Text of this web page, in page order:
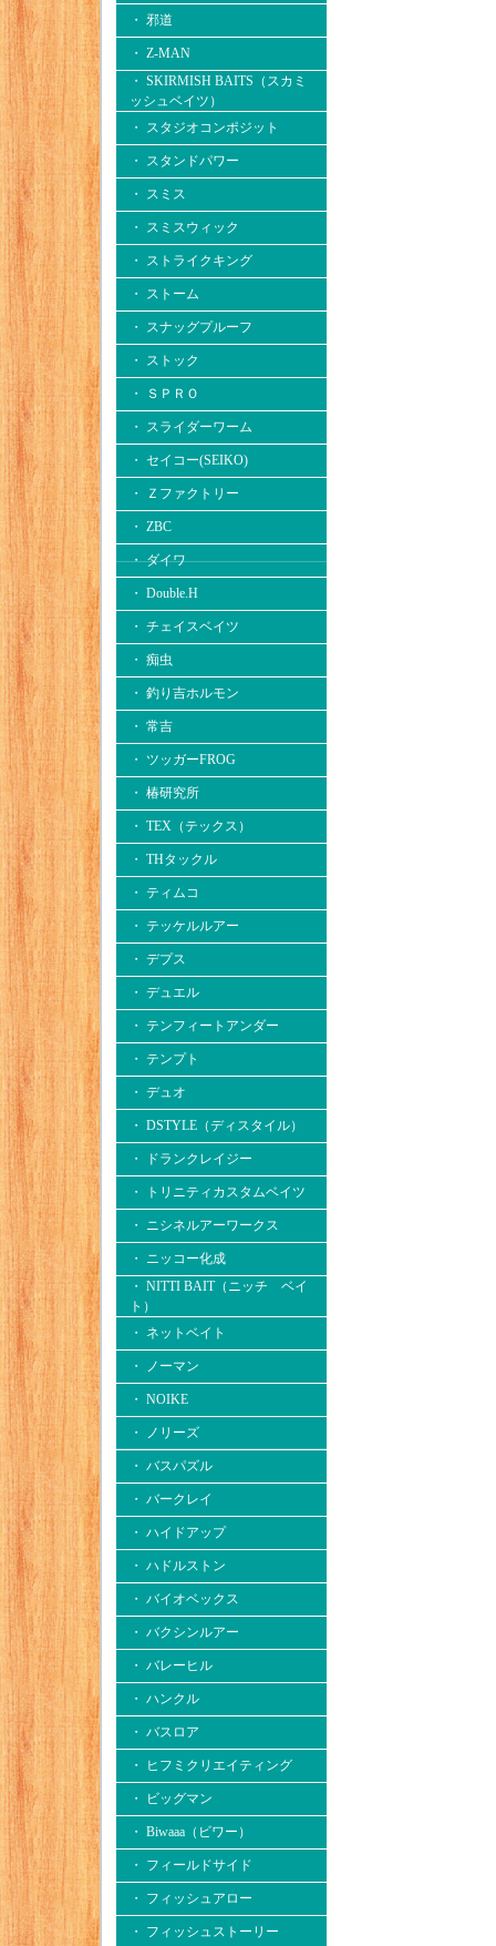
・ 邪道
・ Z-MAN
・ SKIRMISH BAITS（スカミ
ッシュベイツ）
・ スタジオコンポジット
・ スタンドパワー
・ スミス
・ スミスウィック
・ ストライクキング
・ ストーム
・ スナッグプルーフ
・ ストック
・ ＳＰＲＯ
・ スライダーワーム
・ セイコー(SEIKO)
・ Ｚファクトリー
・ ZBC
・ ダイワ
・ Double.H
・ チェイスベイツ
・ 痴虫
・ 釣り吉ホルモン
・ 常吉
・ ツッガーFROG
・ 椿研究所
・ TEX（テックス）
・ THタックル
・ ティムコ
・ テッケルルアー
・ デプス
・ デュエル
・ テンフィートアンダー
・ テンプト
・ デュオ
・ DSTYLE（ディスタイル）
・ ドランクレイジー
・ トリニティカスタムベイツ
・ ニシネルアーワークス
・ ニッコー化成
・ NITTI BAIT（ニッチ ベイ
ト）
・ ネットベイト
・ ノーマン
・ NOIKE
・ ノリーズ
・ バスパズル
・ バークレイ
・ ハイドアップ
・ ハドルストン
・ バイオベックス
・ バクシンルアー
・ バレーヒル
・ ハンクル
・ バスロア
・ ヒフミクリエイティング
・ ビッグマン
・ Biwaaa（ビワー）
・ フィールドサイド
・ フィッシュアロー
・ フィッシュストーリー